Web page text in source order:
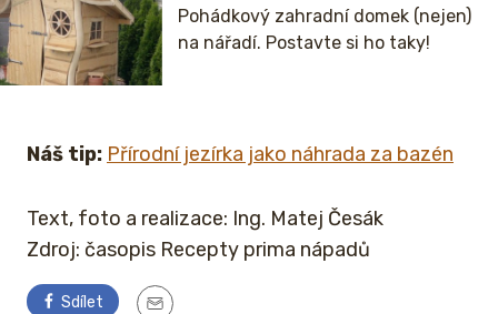
Pohádkový zahradní domek (nejen)
na nářadí. Postavte si ho taky!
Náš tip: Přírodní jezírka jako náhrada za bazén
Text, foto a realizace: Ing. Matej Česák
Zdroj: časopis Recepty prima nápadů
Sdílet